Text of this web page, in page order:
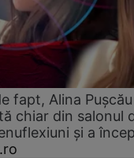
fapt, Alina
chiar din salonul
și a